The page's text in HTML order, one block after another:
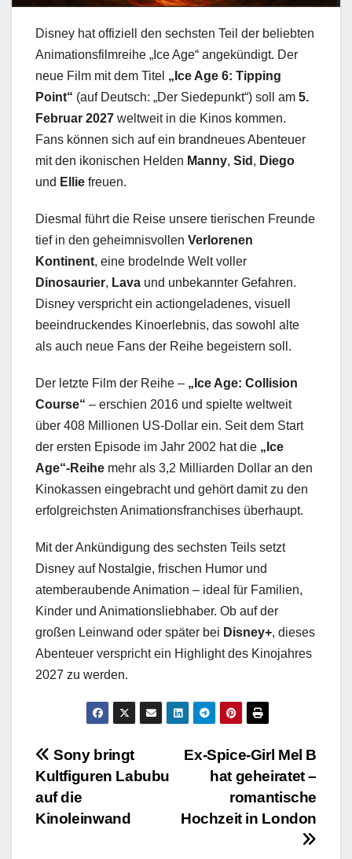
Disney hat offiziell den sechsten Teil der beliebten
Animationsfilmreihe „Ice Age“ angekündigt. Der
neue Film mit dem Titel „Ice Age 6: Tipping
Point“ (auf Deutsch: „Der Siedepunkt“) soll am 5.
Februar 2027 weltweit in die Kinos kommen.
Fans können sich auf ein brandneues Abenteuer
mit den ikonischen Helden Manny, Sid , Diego
und Ellie freuen.
Diesmal führt die Reise unsere tierischen Freunde
tief in den geheimnisvollen Verlorenen
Kontinent, eine brodelnde Welt voller
Dinosaurier, Lava und unbekannter Gefahren.
Disney verspricht ein actiongeladenes, visuell
beeindruckendes Kinoerlebnis, das sowohl alte
als auch neue Fans der Reihe begeistern soll.
Der letzte Film der Reihe – „Ice Age: Collision
Course“ – erschien 2016 und spielte weltweit
über 408 Millionen US-Dollar ein. Seit dem Start
der ersten Episode im Jahr 2002 hat die „Ice
Age“-Reihe mehr als 3,2 Milliarden Dollar an den
Kinokassen eingebracht und gehört damit zu den
erfolgreichsten Animationsfranchises überhaupt.
Mit der Ankündigung des sechsten Teils setzt
Disney auf Nostalgie, frischen Humor und
atemberaubende Animation – ideal für Familien,
Kinder und Animationsliebhaber. Ob auf der
großen Leinwand oder später bei Disney+, dieses
Abenteuer verspricht ein Highlight des Kinojahres
2027 zu werden.
Beitragsnavigation
Ex-Spice-Girl Mel B
hat geheiratet –
romantische
Hochzeit in London
Sony bringt
Kultfiguren Labubu
auf die
Kinoleinwand